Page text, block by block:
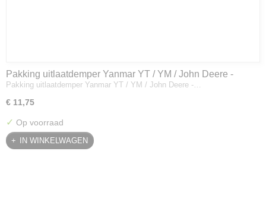
Pakking uitlaatdemper Yanmar YT / YM / John Deere -
128300-13230
Pakking uitlaatdemper Yanmar YT / YM / John Deere -…
€ 11,75
✓ Op voorraad
IN WINKELWAGEN